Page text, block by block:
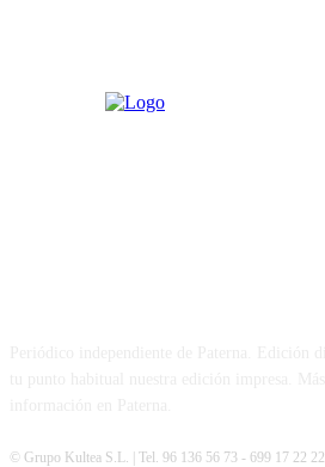
© Grupo Kultea S.L. | Tel. 96 136 56 73 - 699 17 22 22